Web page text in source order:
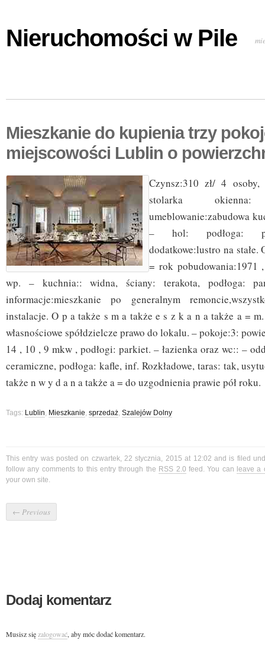
Nieruchomości w Pile
Mieszkanie do kupienia trzy
miejscowości Lublin o
Czynsz:310 zł/ 4 osoby,
stolarka
umeblowanie:zabudowa
– hol: podłoga:
dodatkowe:lustro na
= rok pobudowania:1971
wp. – kuchnia:: widna, ściany: terakota, podłoga:
informacje:mieszkanie po generalnym
instalacje. O p a także s m a także e s z k a n a także a =
własnościowe spółdzielcze prawo do lokalu. – pokoje:3:
14 , 10 , 9 mkw , podłogi: parkiet. – łazienka oraz wc:: –
ceramiczne, podłoga: kafle, inf. Rozkładowe, taras: tak,
także n w y d a n a także a = do uzgodnienia prawie pół roku.
Tags: Lublin, Mieszkanie, sprzedaż, Szalejów Dolny
This entry was posted on czwartek, 22 stycznia, 2015 at 12:02 and is filed
follow any comments to this entry through the RSS 2.0 feed. You can leave a
your own site.
← Previous
Dodaj komentarz
Musisz sięzalogować, aby móc dodać komentarz.